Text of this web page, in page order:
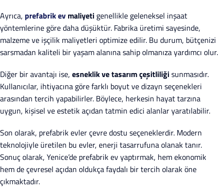
Ayrıca, prefabrik ev maliyeti genellikle geleneksel inşaat
yöntemlerine göre daha düşüktür. Fabrika üretimi sayesinde,
malzeme ve işçilik maliyetleri optimize edilir. Bu durum, bütçenizi
sarsmadan kaliteli bir yaşam alanına sahip olmanıza yardımcı olur.
Diğer bir avantajı ise, esneklik ve tasarım çeşitliliğisunmasıdır.
Kullanıcılar, ihtiyacına göre farklı boyut ve dizayn seçenekleri
arasından tercih yapabilirler. Böylece, herkesin hayat tarzına
uygun, kişisel ve estetik açıdan tatmin edici alanlar yaratılabilir.
Son olarak, prefabrik evler çevre dostu seçeneklerdir. Modern
teknolojiyle üretilen bu evler, enerji tasarrufuna olanak tanır.
Sonuç olarak, Yenice’de prefabrik ev yaptırmak, hem ekonomik
hem de çevresel açıdan oldukça faydalı bir tercih olarak öne
çıkmaktadır.